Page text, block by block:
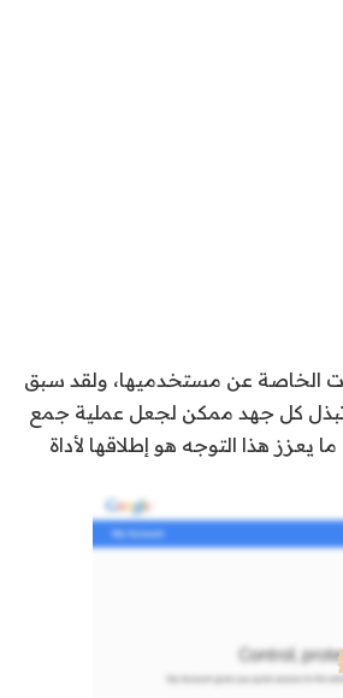
الخاصة عن مستخدميها، ولقد سبق
كل جهد ممكن لجعل عملية جمع
يعزز هذا التوجه هو إطلاقها لأداة